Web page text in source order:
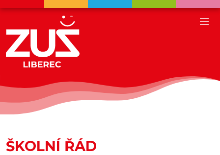
ŠKOLNÍ ŘÁD